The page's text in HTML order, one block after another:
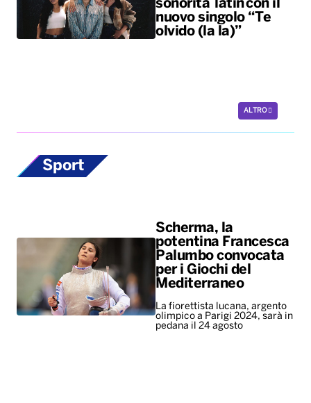
sonorità latin con il
nuovo singolo “Te
olvido (la la)”
ALTRO
Sport
Scherma, la
potentina Francesca
Palumbo convocata
per i Giochi del
Mediterraneo
La fiorettista lucana, argento
olimpico a Parigi 2024, sarà in
pedana il 24 agosto